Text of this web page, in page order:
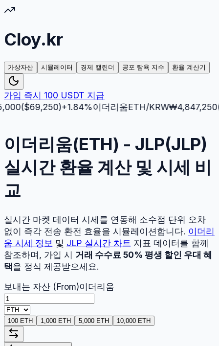
Cloy.kr
가상자산 시뮬레이터 경제 캘린더 공포 탐욕 지수 환율 계산기
가입 즉시 100 USDT 지급
69,250)+1.84%이더리움ETH/KRW₩4,847,250($
이더리움(ETH) - JLP(JLP)
실시간 환율 계산 및 시세 비
교
실시간 마켓 데이터 시세를 연동해 소수점 단위 오차
없이 즉각 전송 환전 효율을 시뮬레이션합니다. 이더리
움 시세 정보 및 JLP 실시간 차트 지표 데이터를 함께
참조하며, 가입 시 거래 수수료 50% 평생 할인 우대 혜
택을 정식 제공받으세요.
보내는 자산 (From)이더리움
100 ETH 1,000 ETH 5,000 ETH 10,000 ETH